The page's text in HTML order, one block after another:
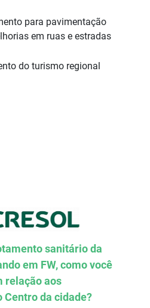
para pavimentação
em ruas e estradas
do turismo regional
sanitário da
em FW, como você
relação aos
Centro da cidade?